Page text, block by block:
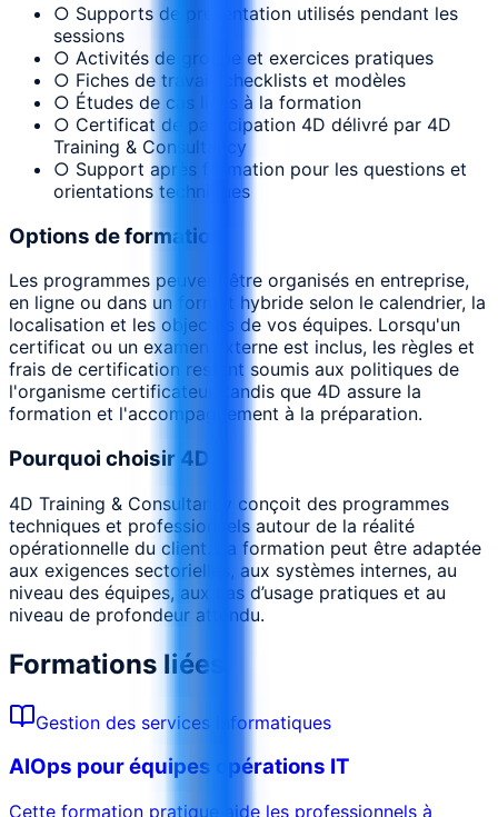
○ Supports de présentation utilisés pendant les
sessions
○ Activités de groupe et exercices pratiques
○ Fiches de travail, checklists et modèles
○ Études de cas liées à la formation
○ Certificat de participation 4D délivré par 4D
Training & Consultancy
○ Support après formation pour les questions et
orientations techniques
Options de formation
Les programmes peuvent être organisés en entreprise,
en ligne ou dans un format hybride selon le calendrier, la
localisation et les objectifs de vos équipes. Lorsqu'un
certificat ou un examen externe est inclus, les règles et
frais de certification restent soumis aux politiques de
l'organisme certificateur, tandis que 4D assure la
formation et l'accompagnement à la préparation.
Pourquoi choisir 4D
4D Training & Consultancy conçoit des programmes
techniques et professionnels autour de la réalité
opérationnelle du client. La formation peut être adaptée
aux exigences sectorielles, aux systèmes internes, au
niveau des équipes, aux cas d’usage pratiques et au
niveau de profondeur attendu.
Formations liées
Gestion des services informatiques
AIOps pour équipes opérations IT
Cette formation pratique aide les professionnels à